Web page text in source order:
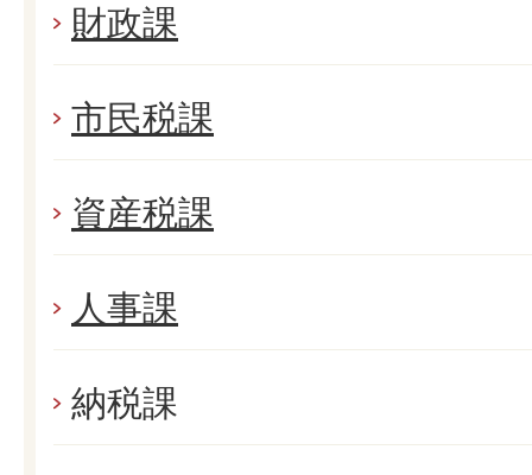
財政課
市民税課
資産税課
人事課
納税課